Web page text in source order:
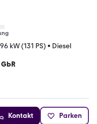
96 kW (131 PS) • Diesel
Kontakt Parken